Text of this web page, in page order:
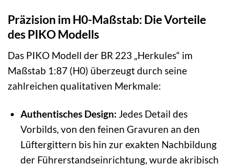
Präzision im H0-Maßstab: Die Vorteile
des PIKO Modells
Das PIKO Modell der BR 223 „Herkules“ im
Maßstab 1:87 (H0) überzeugt durch seine
zahlreichen qualitativen Merkmale:
Authentisches Design: Jedes Detail des
Vorbilds, von den feinen Gravuren an den
Lüftergittern bis hin zur exakten Nachbildung
der Führerstandseinrichtung, wurde akribisch